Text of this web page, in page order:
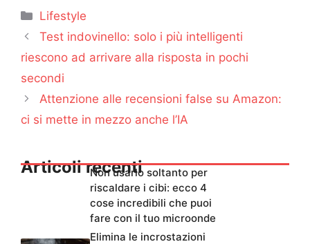
Categorie
Lifestyle
Test indovinello: solo i più intelligenti
riescono ad arrivare alla risposta in pochi
secondi
Attenzione alle recensioni false su Amazon:
ci si mette in mezzo anche l’IA
Articoli recentiNon usarlo soltanto per
riscaldare i cibi: ecco 4
cose incredibili che puoi
fare con il tuo microonde
Elimina le incrostazioni